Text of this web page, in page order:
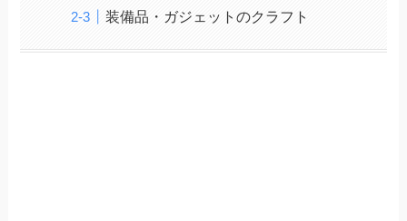
装備品・ガジェットのクラフト